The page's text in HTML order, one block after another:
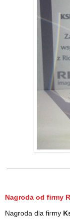
Nagroda od firmy
Nagroda dla firmy